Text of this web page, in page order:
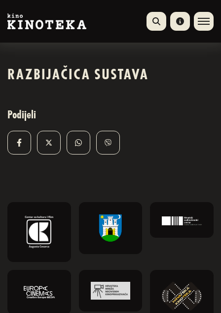
RAZBIJAČICA SUSTAVA
Podijeli